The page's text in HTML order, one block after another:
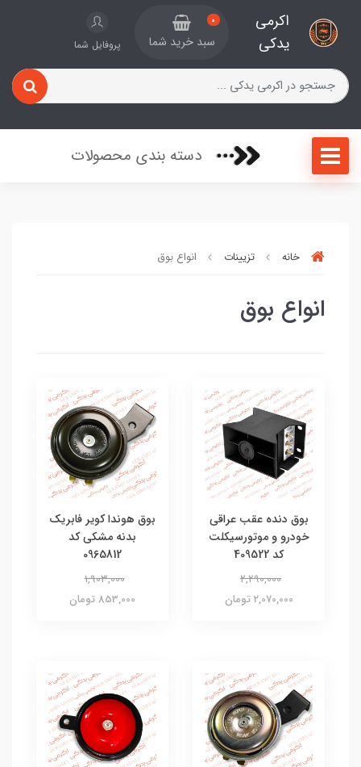
اکرمی
یدکی
0
سبد خرید شما پروفایل شما
دسته بندی محصولات
خانه تزیینات انواع بوق
انواع بوق
بوق دنده عقب عراقی
خودرو و موتورسیکلت
کد 409522
2,290,000
2,070,000 تومان
بوق هوندا کویر فابریک
بدنه مشکی کد
0965812
1,903,000
853,000 تومان